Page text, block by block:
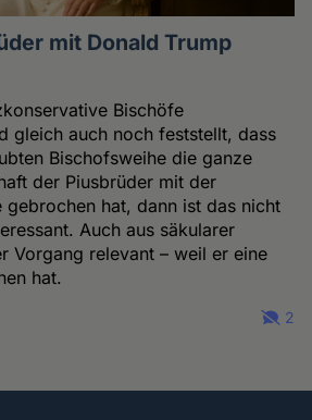
mit Donald Trump
Bischöfe
gleich auch noch feststellt, dass
Bischofsweihe die ganze
der Piusbrüder mit der
gebrochen hat, dann ist das nicht
Auch aus säkularer
Vorgang relevant – weil er eine
hat.
2